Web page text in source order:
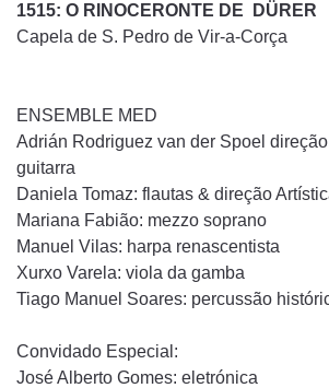
1515: O RINOCERONTE DE DÜRER
Capela de S. Pedro de Vir-a-Corça
ENSEMBLE MED
Adrián Rodriguez van der Spoel
guitarra
Daniela Tomaz: flautas & direção
Mariana Fabião: mezzo soprano
Manuel Vilas: harpa renascentista
Xurxo Varela: viola da gamba
Tiago Manuel Soares: percussão
Convidado Especial:
José Alberto Gomes: eletrónica